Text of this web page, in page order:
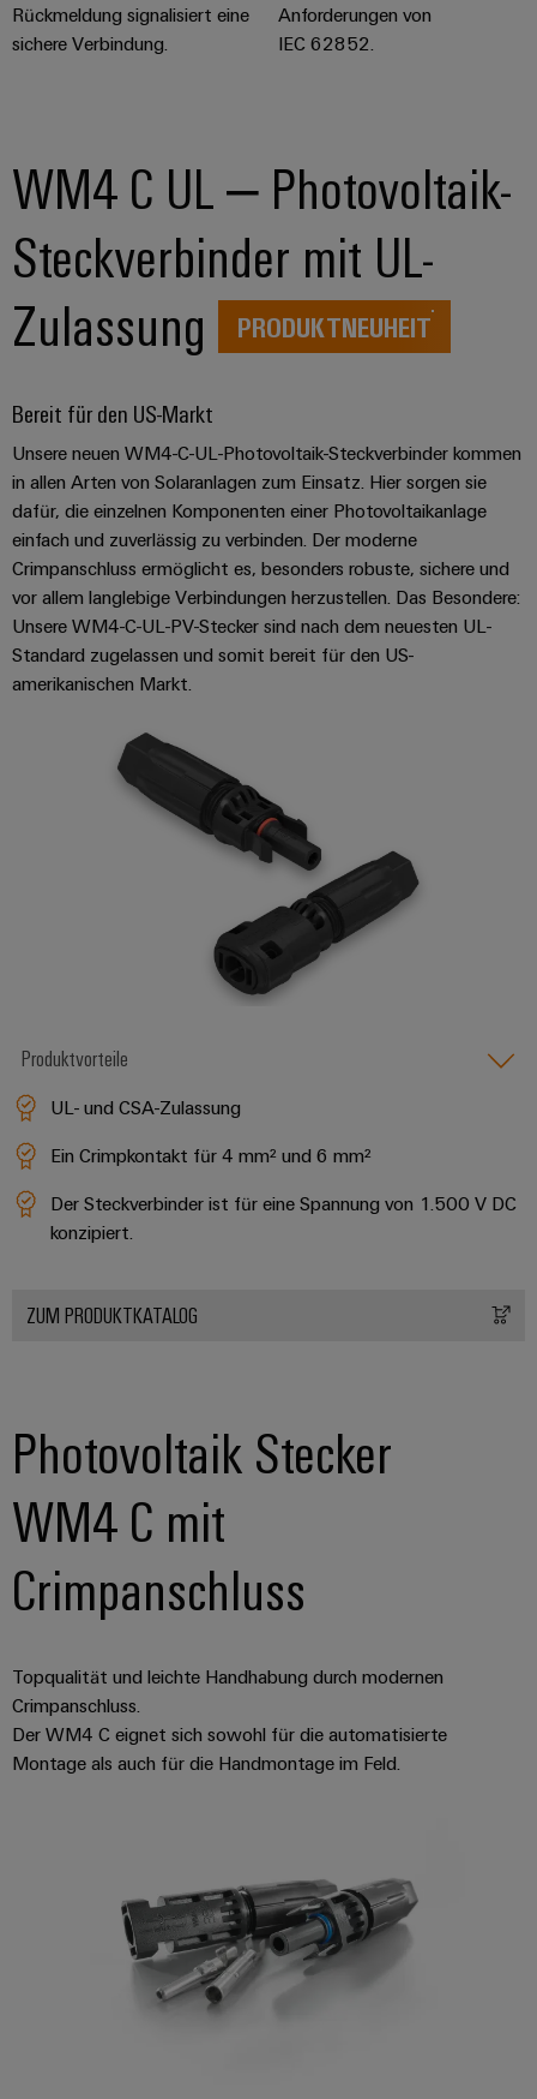
Rückmeldung signalisiert eine
sichere Verbindung.
Anforderungen von
IEC 62852.
WM4 C UL – Photovoltaik-
Steckverbinder mit UL-
Zulassung
PRODUKTNEUHEIT
Bereit für den US-Markt​
Unsere neuen WM4-C-UL-Photovoltaik-Steckverbinder kommen
in allen Arten von Solaranlagen zum Einsatz. Hier sorgen sie
dafür, die einzelnen Komponenten einer Photovoltaikanlage
einfach und zuverlässig zu verbinden. Der moderne
Crimpanschluss ermöglicht es, besonders robuste, sichere und
vor allem langlebige Verbindungen herzustellen. Das Besondere:
Unsere WM4-C-UL-PV-Stecker sind nach dem neuesten UL-
Standard zugelassen und somit bereit für den US-
amerikanischen Markt.​
Produktvorteile
UL- und CSA-Zulassung
Ein Crimpkontakt für 4 mm² und 6 mm²
Der Steckverbinder ist für eine Spannung von 1.500 V DC
konzipiert.
ZUM PRODUKTKATALOG
Photovoltaik Stecker
WM4 C mit
Crimpanschluss
Topqualität und leichte Handhabung durch modernen
Crimpanschluss.
Der WM4 C eignet sich sowohl für die automatisierte
Montage als auch für die Handmontage im Feld.